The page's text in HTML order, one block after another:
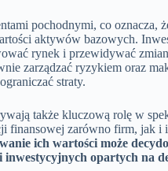
pochodnymi, co oznacza,
aktywów bazowych.
rynek i przewidywać
zarządzać ryzykiem oraz
straty.
także kluczową rolę w
finansowej zarówno firm, jak i
ich wartości może
inwestycyjnych opartych na